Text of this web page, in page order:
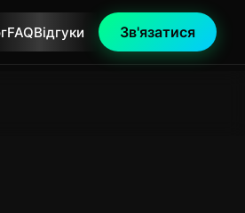
FAQВідгуки Зв'язатися